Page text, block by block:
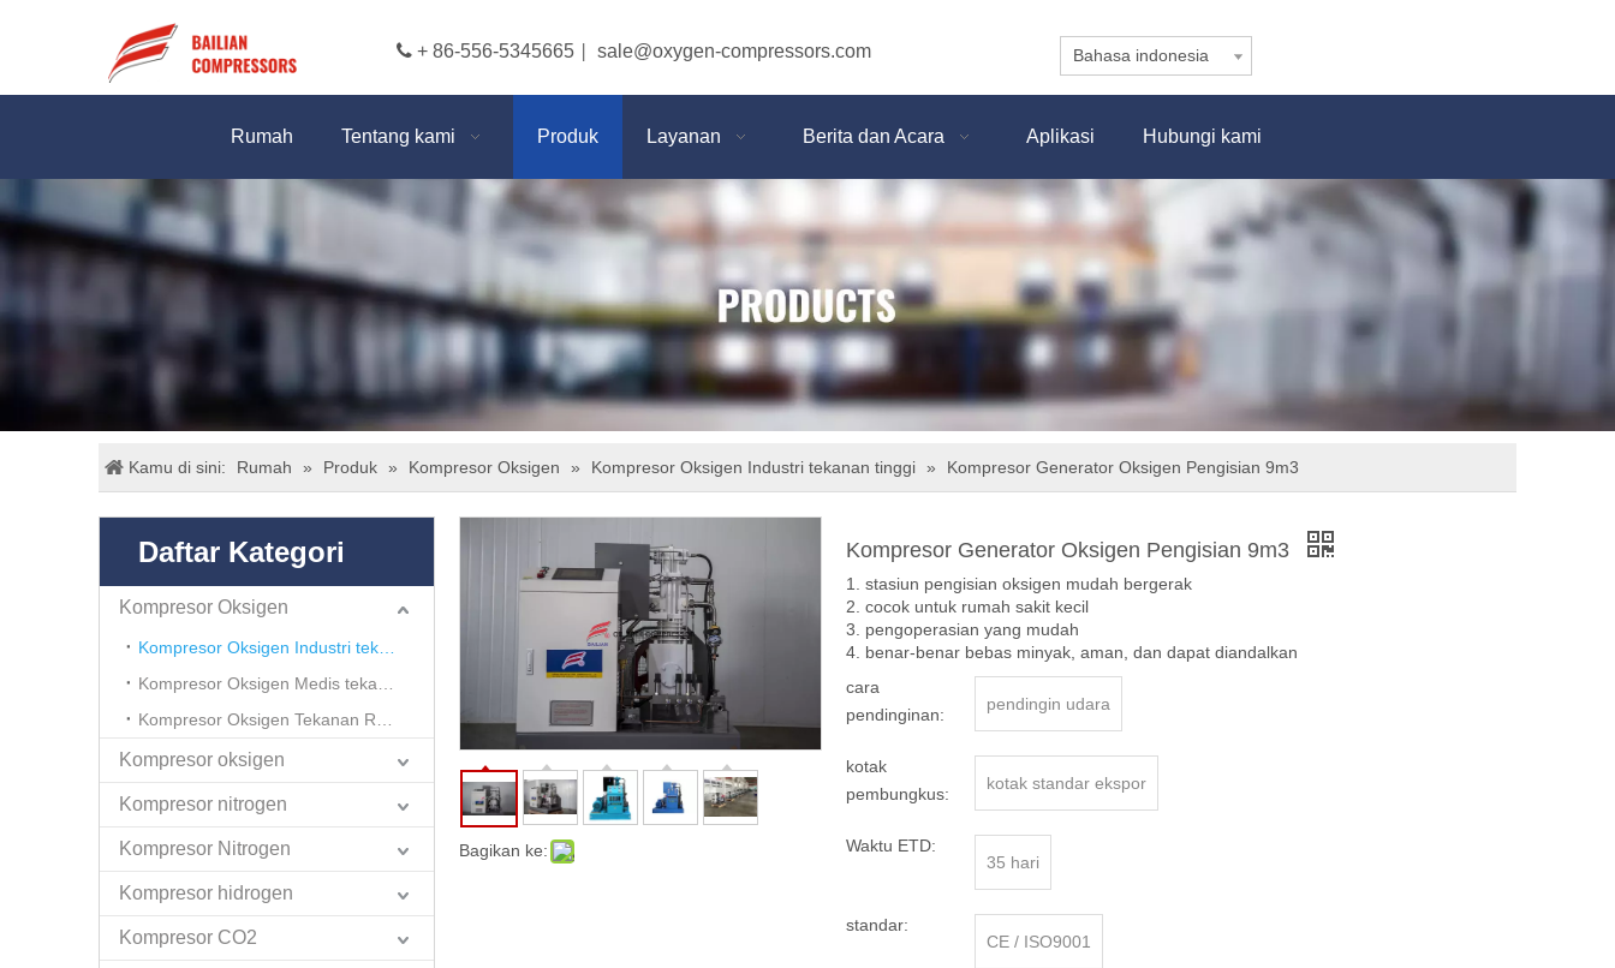
 + 86-556-5345665 sale@oxygen-compressors.com Bahasa indonesia
Rumah Tentang kami Produk Layanan Berita dan Acara Aplikasi Hubungi kami
Kamu di sini: Rumah » Produk » Kompresor Oksigen » Kompresor Oksigen Industri tekanan tinggi » Kompresor Generator Oksigen Pengisian 9m3
Daftar Kategori
Kompresor Oksigen
Kompresor oksigen
Kompresor nitrogen
Kompresor Nitrogen
Kompresor hidrogen
Kompresor CO2
Bagikan ke:
Kompresor Generator Oksigen Pengisian 9m3
1. stasiun pengisian oksigen mudah bergerak
2. cocok untuk rumah sakit kecil
3. pengoperasian yang mudah
4. benar-benar bebas minyak, aman, dan dapat diandalkan
cara
pendinginan:
pendingin udara
kotak
pembungkus:
kotak standar ekspor
Waktu ETD:
35 hari
standar:
CE / ISO9001